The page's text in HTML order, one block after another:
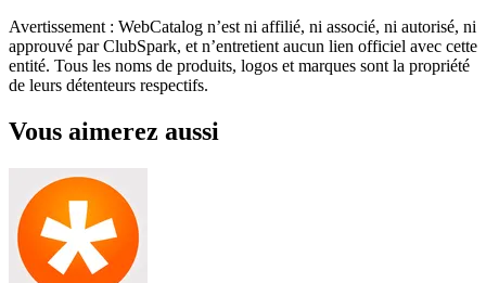
Avertissement : WebCatalog n’est ni affilié, ni associé, ni autorisé, ni
approuvé par ClubSpark, et n’entretient aucun lien officiel avec cette
entité. Tous les noms de produits, logos et marques sont la propriété
de leurs détenteurs respectifs.
Vous aimerez aussi